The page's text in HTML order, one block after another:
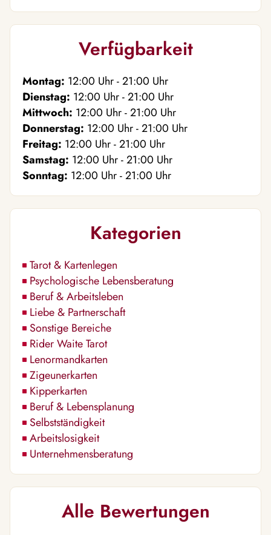
Verfügbarkeit
Montag: 12:00 Uhr- 21:00 Uhr
Dienstag: 12:00 Uhr- 21:00 Uhr
Mittwoch: 12:00 Uhr- 21:00 Uhr
Donnerstag: 12:00 Uhr- 21:00 Uhr
Freitag: 12:00 Uhr- 21:00 Uhr
Samstag: 12:00 Uhr- 21:00 Uhr
Sonntag: 12:00 Uhr- 21:00 Uhr
Kategorien
Tarot & Kartenlegen
Psychologische Lebensberatung
Beruf & Arbeitsleben
Liebe & Partnerschaft
Sonstige Bereiche
Rider Waite Tarot
Lenormandkarten
Zigeunerkarten
Kipperkarten
Beruf & Lebensplanung
Selbstständigkeit
Arbeitslosigkeit
Unternehmensberatung
Alle Bewertungen